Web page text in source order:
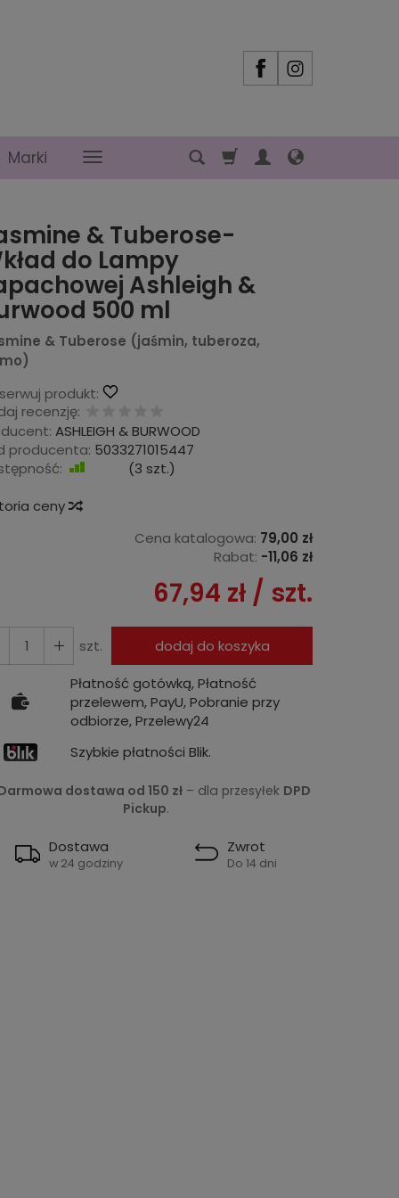
Marki
& Tuberose-
do Lampy
Ashleigh &
500 ml
& Tuberose (jaśmin, tuberoza,
produkt:
recenzję:
ASHLEIGH & BURWOOD
producenta: 5033271015447
(3 szt.)
ceny
Cena katalogowa: 79,00 zł
Rabat: -11,06 zł
67,94 zł / szt.
szt.
dodaj do koszyka
Płatność gotówką, Płatność
przelewem, PayU, Pobranie przy
odbiorze, Przelewy24
Szybkie płatności Blik.
dostawa od 150 zł – dla przesyłek DPD
Pickup.
Dostawa
w 24 godziny
Zwrot
Do 14 dni